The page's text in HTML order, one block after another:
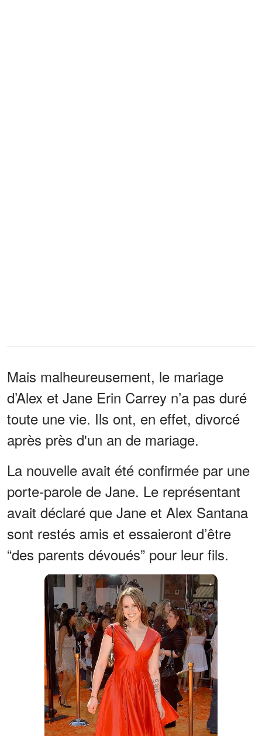
Mais malheureusement, le mariage
d’Alex et Jane Erin Carrey n’a pas duré
toute une vie. Ils ont, en effet, divorcé
après près d'un an de mariage.
La nouvelle avait été confirmée par une
porte-parole de Jane. Le représentant
avait déclaré que Jane et Alex Santana
sont restés amis et essaieront d’être
“des parents dévoués” pour leur fils.